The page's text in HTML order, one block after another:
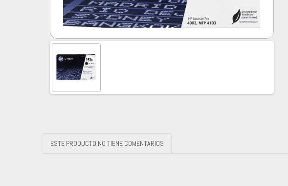
ESTE PRODUCTO NO TIENE COMENTARIOS